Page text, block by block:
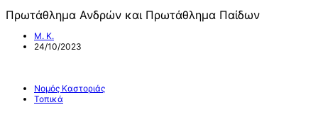
Πρωτάθλημα Ανδρών και Πρωτάθλημα Παίδων
Μ. Κ.
24/10/2023
Νομός Καστοριάς
Τοπικά